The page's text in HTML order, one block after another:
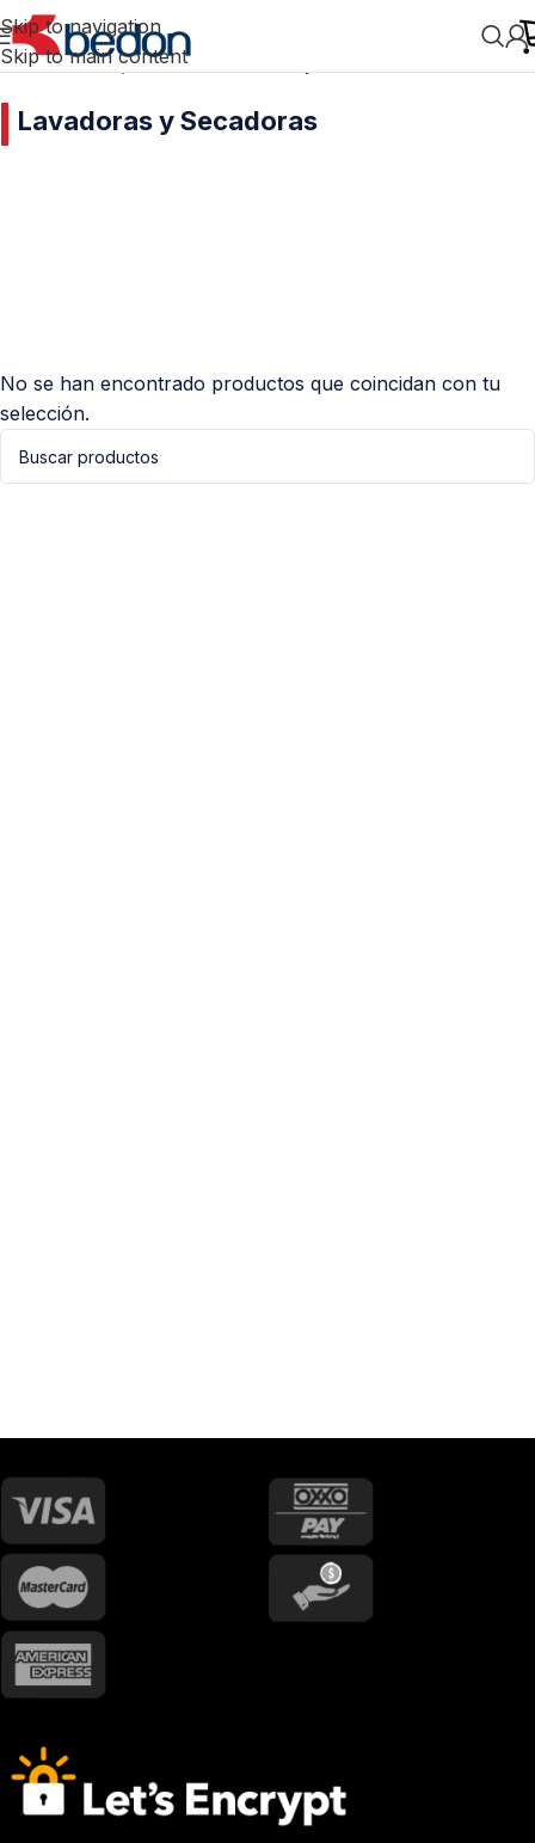
Skip to navigation
Skip to main content
Inicio/Cocinas y Línea Blanca
Lavadoras y Secadoras
No se han encontrado productos que coincidan con tu
selección.